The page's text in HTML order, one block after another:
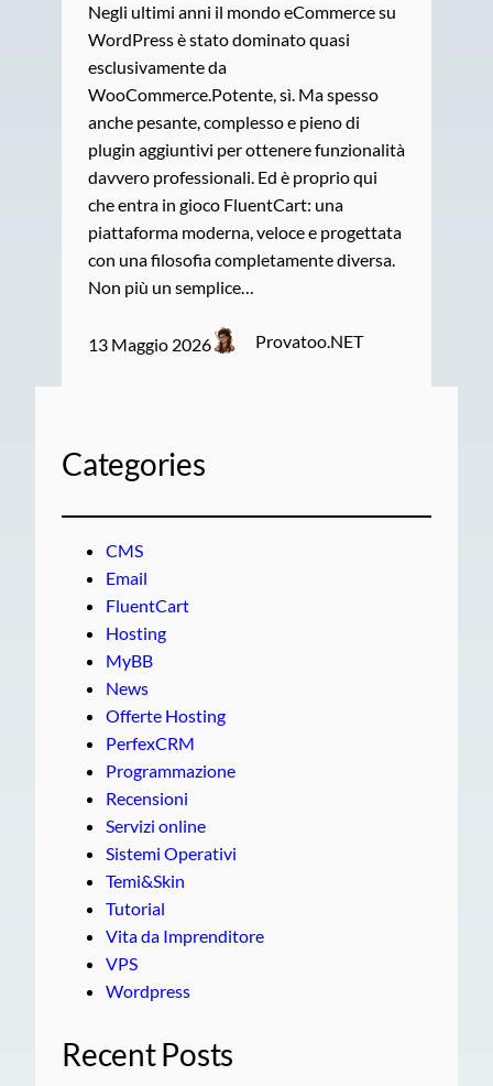
Negli ultimi anni il mondo eCommerce su
WordPress è stato dominato quasi
esclusivamente da
WooCommerce.Potente, sì. Ma spesso
anche pesante, complesso e pieno di
plugin aggiuntivi per ottenere funzionalità
davvero professionali. Ed è proprio qui
che entra in gioco FluentCart: una
piattaforma moderna, veloce e progettata
con una filosofia completamente diversa.
Non più un semplice…
13 Maggio 2026 Provatoo.NET
Categories
CMS
Email
FluentCart
Hosting
MyBB
News
Offerte Hosting
PerfexCRM
Programmazione
Recensioni
Servizi online
Sistemi Operativi
Temi&Skin
Tutorial
Vita da Imprenditore
VPS
Wordpress
Recent Posts